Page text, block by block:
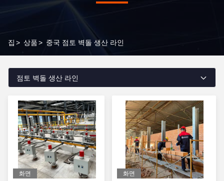
집 > 상품> 중국 점토 벽돌 생산 라인
점토 벽돌 생산 라인
화면 화면